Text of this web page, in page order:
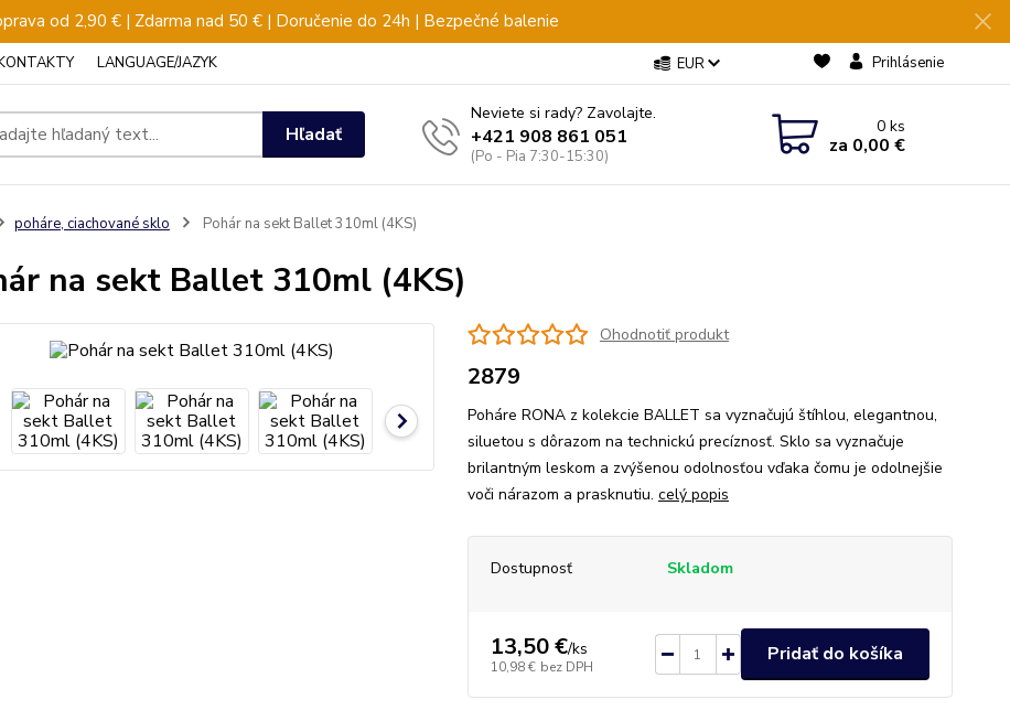
od 2,90 € | Zdarma nad 50 € | Doručenie do 24h | Bezpečné balenie
LANGUAGE/JAZYK EUR Prihlásenie
Hľadať
Neviete si rady? Zavolajte.
+421 908 861 051
(Po - Pia 7:30-15:30)
0ks
za 0,00 €
poháre, ciachované sklo Pohár na sekt Ballet 310ml (4KS)
na sekt Ballet 310ml (4KS)
Ohodnotiť produkt
2879
Poháre RONA z kolekcie BALLET sa vyznačujú štíhlou, elegantnou,
siluetou s dôrazom na technickú precíznosť. Sklo sa vyznačuje
brilantným leskom a zvýšenou odolnosťou vďaka čomu je odolnejšie
voči nárazom a prasknutiu. celý popis
Dostupnosť Skladom
13,50 €/ks
10,98 € bez DPH
Pridať do košíka